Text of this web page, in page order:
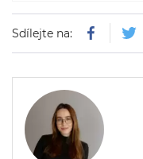
Sdílejte na: